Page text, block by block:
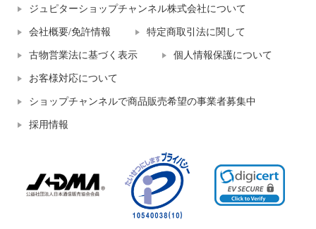
ジュピターショップチャンネル株式会社について
会社概要/免許情報 特定商取引法に関して
古物営業法に基づく表示 個人情報保護について
お客様対応について
ショップチャンネルで商品販売希望の事業者募集中
採用情報